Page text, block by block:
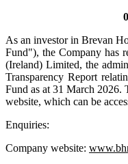
As an investor in Brevan
Fund"), the Company has
(Ireland) Limited, the
Transparency Report
Fund as at 31 March 2026.
website, which can be
Enquiries:
Company website: